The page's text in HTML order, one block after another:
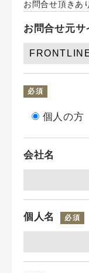
お問合せ頂きあ
お問合せ元サ
必須
個人の方
会社名
個人名 必須